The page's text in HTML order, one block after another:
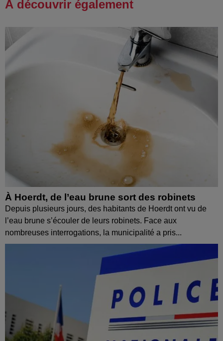
À découvrir également
À Hoerdt, de l’eau brune sort des robinets
Depuis plusieurs jours, des habitants de Hoerdt ont vu de
l’eau brune s’écouler de leurs robinets. Face aux
nombreuses interrogations, la municipalité a pris...